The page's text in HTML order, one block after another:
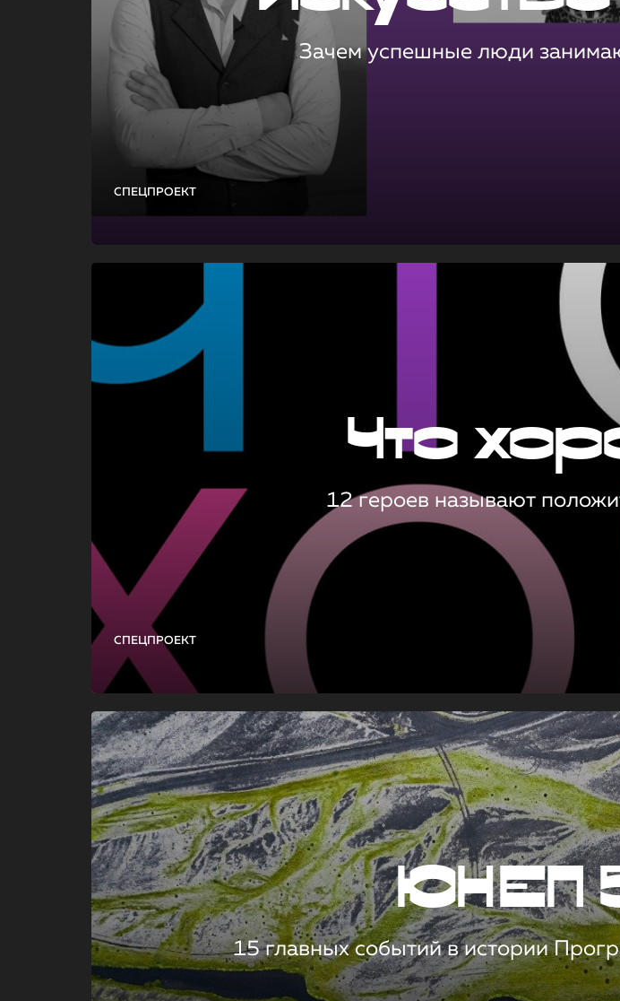
СПЕЦПРОЕКТ
Зачем успешные люди
СПЕЦПРОЕКТ
Что
12 героев называют
ЮНЕП
15 главных событий в истории